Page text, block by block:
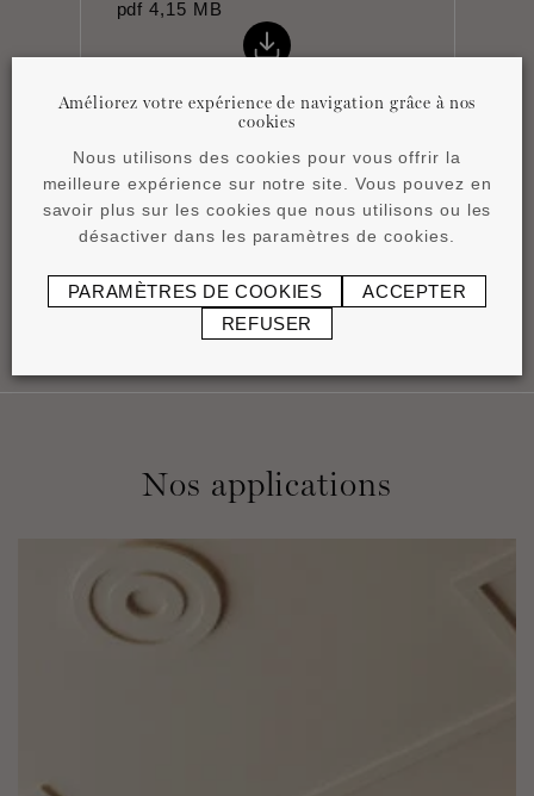
pdf 4,15 MB
Fiche technique
pdf 0,83 MB
Nos applications
Améliorez votre expérience de navigation grâce à nos
cookies
Nous utilisons des cookies pour vous offrir la
meilleure expérience sur notre site. Vous pouvez en
savoir plus sur les cookies que nous utilisons ou les
désactiver dans les paramètres de cookies.
PARAMÈTRES DE COOKIES
ACCEPTER
REFUSER